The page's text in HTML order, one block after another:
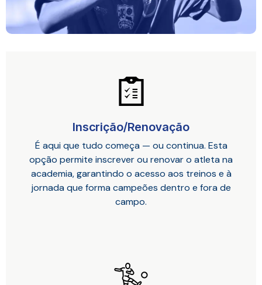
Inscrição/Renovação
É aqui que tudo começa — ou continua. Esta
opção permite inscrever ou renovar o atleta na
academia, garantindo o acesso aos treinos e à
jornada que forma campeões dentro e fora de
campo.